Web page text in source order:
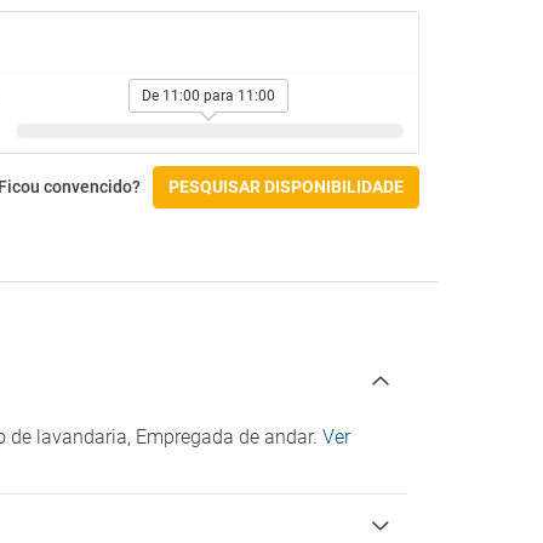
Atividades
Mergulho
Snorkel
Acessibilidade
Não acessível por cadeira de rodas
De 11:00 para 11:00
Ficou convencido? PESQUISAR DISPONIBILIDADE
lavandaria, Empregada de andar. Ver